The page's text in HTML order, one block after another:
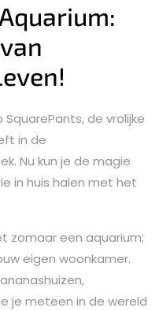
de vrolijke
in de
Nu kun je de magie
in huis halen met het
zomaar een aquarium;
eigen woonkamer.
je meteen in de wereld